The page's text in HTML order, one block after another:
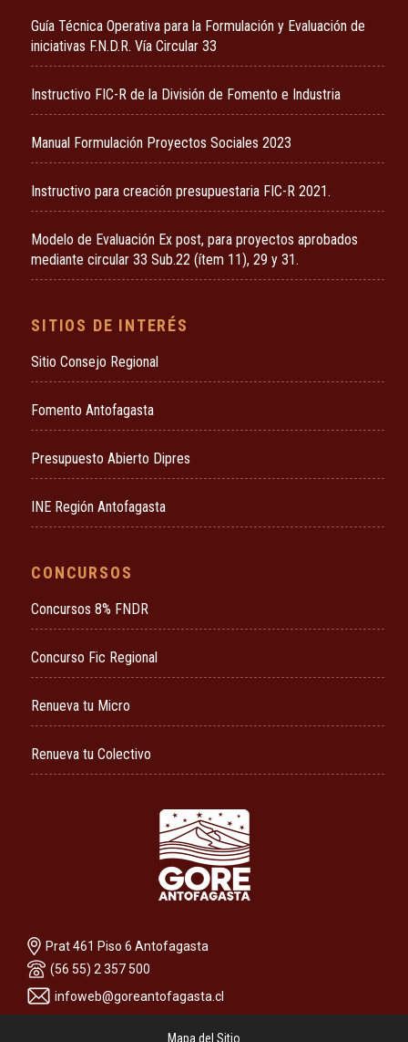
Guía Técnica Operativa para la Formulación y Evaluación de
iniciativas F.N.D.R. Vía Circular 33
Instructivo FIC-R de la División de Fomento e Industria
Manual Formulación Proyectos Sociales 2023
Instructivo para creación presupuestaria FIC-R 2021.
Modelo de Evaluación Ex post, para proyectos aprobados
mediante circular 33 Sub.22 (ítem 11), 29 y 31.
SITIOS DE INTERÉS
Sitio Consejo Regional
Fomento Antofagasta
Presupuesto Abierto Dipres
INE Región Antofagasta
CONCURSOS
Concursos 8% FNDR
Concurso Fic Regional
Renueva tu Micro
Renueva tu Colectivo
Prat 461 Piso 6 Antofagasta
(56 55) 2 357 500
infoweb@goreantofagasta.cl
Mapa del Sitio